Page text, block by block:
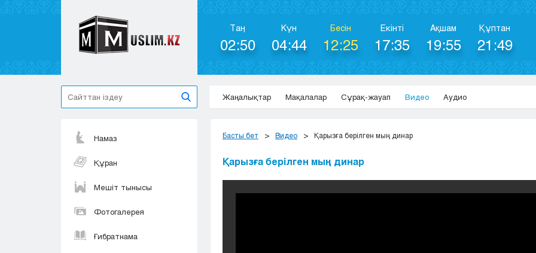
Таң
02:50
Күн
04:44
Бесін
12:25
Екінті
17:35
Ақшам
19:55
Құптан
21:49
Жаңалықтар Мақалалар Сұрақ-жауап Видео Аудио
Намаз
Құран
Мешіт тынысы
Фотогалерея
Ғибратнама
Басты бет Видео Қарызға берілген мың динар
Қарызға берілген мың динар